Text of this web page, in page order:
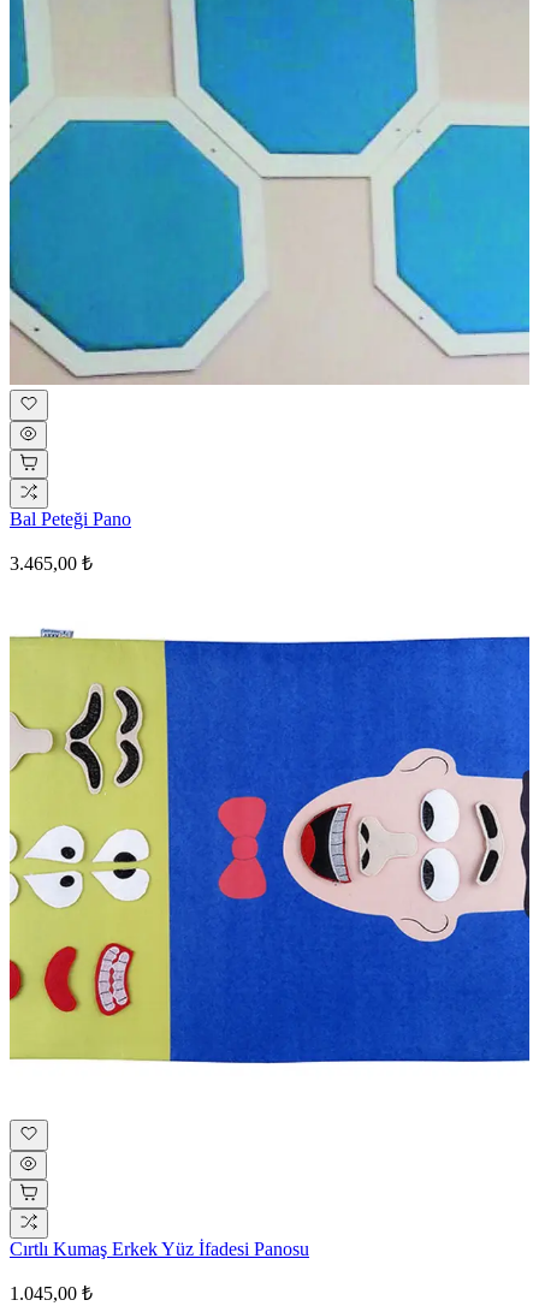
Bal Peteği Pano
3.465,00 ₺
Cırtlı Kumaş Erkek Yüz İfadesi Panosu
1.045,00 ₺